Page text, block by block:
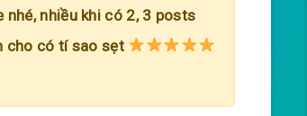
nhiều khi có 2, 3 posts
cho có tí sao sẹt